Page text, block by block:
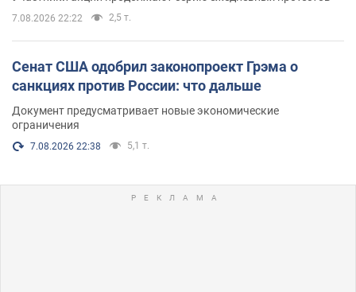
7.08.2026 22:22 2,5 т.
Сенат США одобрил законопроект Грэма о
санкциях против России: что дальше
Документ предусматривает новые экономические
ограничения
7.08.2026 22:38 5,1 т.